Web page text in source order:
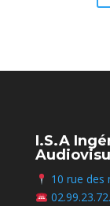
I.S.A
10 rue des